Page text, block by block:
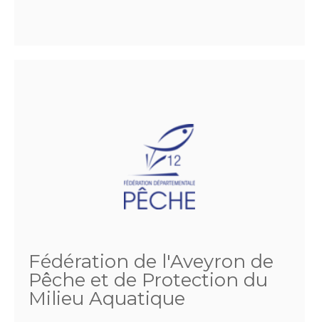
Fédération de l'Aveyron de
Pêche et de Protection du
Milieu Aquatique